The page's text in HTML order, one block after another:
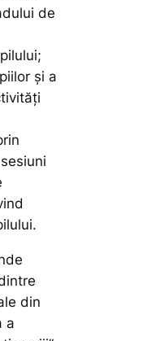
de
și a
din
a